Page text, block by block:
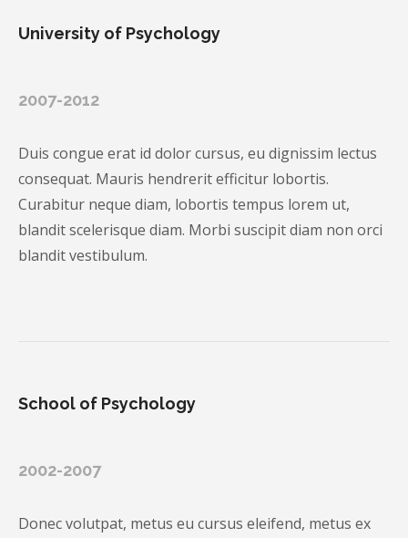
University of Psychology
2007-2012
Duis congue erat id dolor cursus, eu dignissim lectus
consequat. Mauris hendrerit efficitur lobortis.
Curabitur neque diam, lobortis tempus lorem ut,
blandit scelerisque diam. Morbi suscipit diam non orci
blandit vestibulum.
School of Psychology
2002-2007
Donec volutpat, metus eu cursus eleifend, metus ex